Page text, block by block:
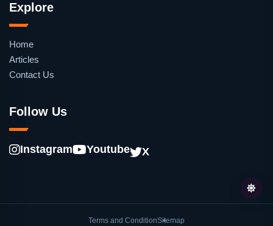
Explore
Home
Articles
Contact Us
Follow Us
Instagram Youtube X
Terms and ConditionSitemap